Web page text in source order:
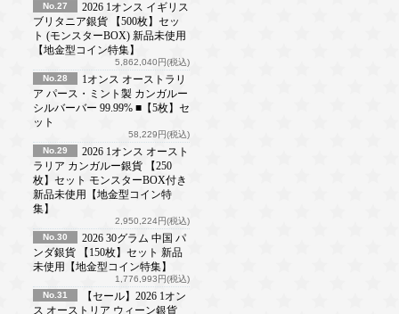
No.27
2026 1オンス イギリス
ブリタニア銀貨 【500枚】セッ
ト (モンスターBOX) 新品未使用
【地金型コイン特集】
5,862,040円(税込)
No.28
1オンス オーストラリ
ア パース・ミント製 カンガルー
シルバーバー 99.99% ■【5枚】セ
ット
58,229円(税込)
No.29
2026 1オンス オースト
ラリア カンガルー銀貨 【250
枚】セット モンスターBOX付き
新品未使用【地金型コイン特
集】
2,950,224円(税込)
No.30
2026 30グラム 中国 パ
ンダ銀貨 【150枚】セット 新品
未使用【地金型コイン特集】
1,776,993円(税込)
No.31
【セール】2026 1オン
ス オーストリア ウィーン銀貨